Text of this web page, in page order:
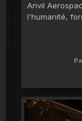
Anvil
l'humanité,